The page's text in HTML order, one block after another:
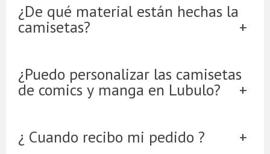
¿De qué material están hechas la
camisetas?
¿Puedo personalizar las camisetas
de comics y manga en Lubulo?
¿ Cuando recibo mi pedido ?